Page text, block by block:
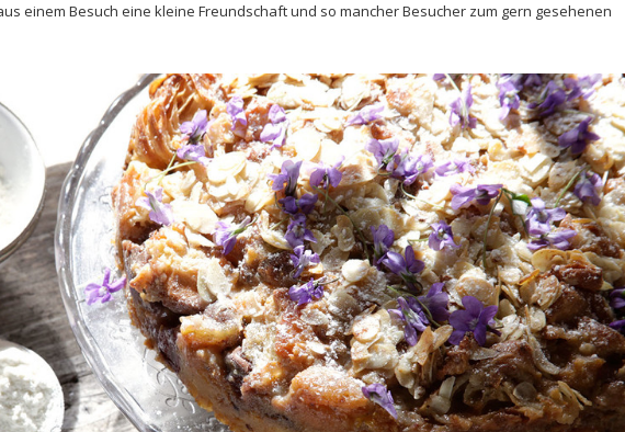
einem Besuch eine kleine Freundschaft und so mancher Besucher zum gern gesehenen